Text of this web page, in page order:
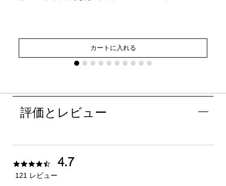
カートに入れる
評価とレビュー
4.74.7
121 レビュー